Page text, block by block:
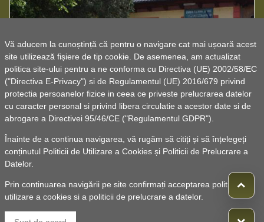
Vă aducem la cunoștință că pentru o navigare cat mai ușoară acest
site utilizează fișiere de tip cookie. De asemenea, am actualizat
politica site-ului pentru a ne conforma cu Directiva (UE) 2002/58/EC
("Directiva E-Privacy") si de Regulamentul (UE) 2016/679 privind
protectia persoanelor fizice in ceea ce priveste prelucrarea datelor
cu caracter personal si privind libera circulatie a acestor date si de
abrogare a Directivei 95/46/CE ("Regulamentul GDPR").
Înainte de a continua navigarea, vă rugăm să citiți și să înțelegeți
conținutul Politicii de Utilizare a Cookies și Politicii de Prelucrare a
Datelor.
Prin continuarea navigării pe site confirmați acceptarea politicii de
utilizare a cookies si a politicii de prelucrare a datelor.
Căminul cultural Găgești
© 2010 -Powered by Pancarpatica Invest Termeni de